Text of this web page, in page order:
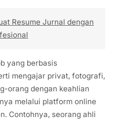
Resume Jurnal dengan
yang berbasis
mengajar privat, fotografi,
orang dengan keahlian
melalui platform online
Contohnya, seorang ahli